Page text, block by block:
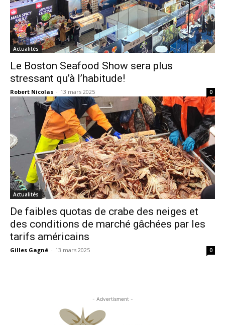
Actualités
Le Boston Seafood Show sera plus
stressant qu’à l’habitude!
Robert Nicolas - 13 mars 2025 0
Actualités
De faibles quotas de crabe des neiges et
des conditions de marché gâchées par les
tarifs américains
Gilles Gagné - 13 mars 2025 0
- Advertisment -